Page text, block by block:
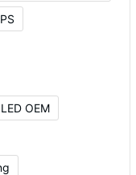
OEM